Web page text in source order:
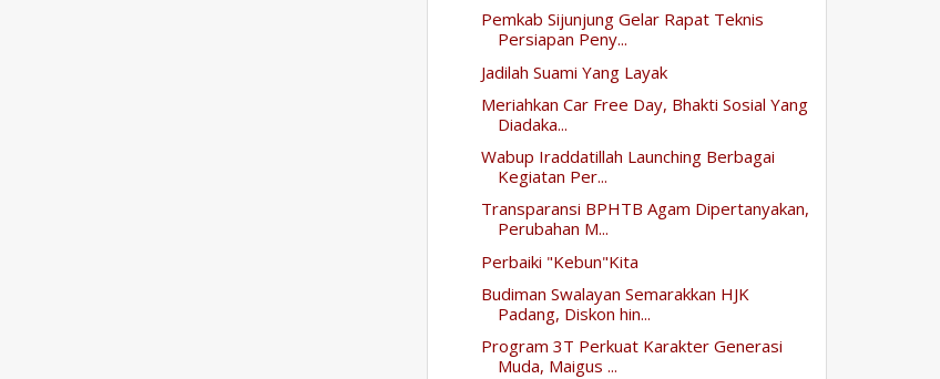
Pemkab Sijunjung Gelar Rapat Teknis
Persiapan Peny...
Jadilah Suami Yang Layak
Meriahkan Car Free Day, Bhakti Sosial Yang
Diadaka...
Wabup Iraddatillah Launching Berbagai
Kegiatan Per...
Transparansi BPHTB Agam Dipertanyakan,
Perubahan M...
Perbaiki "Kebun"Kita
Budiman Swalayan Semarakkan HJK
Padang, Diskon hin...
Program 3T Perkuat Karakter Generasi
Muda, Maigus ...